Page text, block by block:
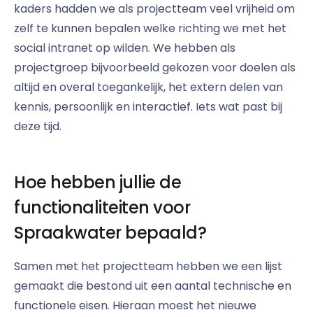
kaders hadden we als projectteam veel vrijheid om
zelf te kunnen bepalen welke richting we met het
social intranet op wilden. We hebben als
projectgroep bijvoorbeeld gekozen voor doelen als
altijd en overal toegankelijk, het extern delen van
kennis, persoonlijk en interactief. Iets wat past bij
deze tijd.
Hoe hebben jullie de
functionaliteiten voor
Spraakwater bepaald?
Samen met het projectteam hebben we een lijst
gemaakt die bestond uit een aantal technische en
functionele eisen. Hieraan moest het nieuwe